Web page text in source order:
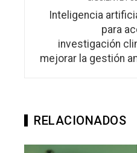
Inteligencia
para
investigación
mejorar la gestión
RELACIONADOS